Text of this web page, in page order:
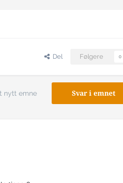
Del Følgere 0
Svar i emnet
nytt emne